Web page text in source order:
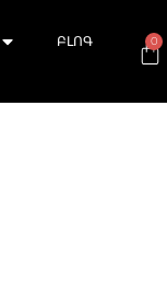
ԲԼՈԳ
0